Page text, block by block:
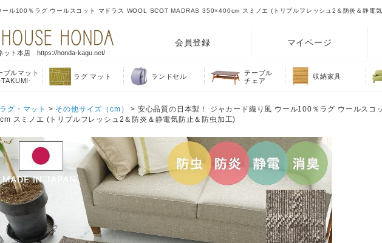
ール100％ラグ ウールスコット マドラス WOOL SCOT MADRAS 350×400cm スミノエ (トリプルフレッシュ2＆防炎＆静電
ット本店 https://honda-kagu.net/
会員登録 マイページ
ブルマット
ラグ マット ランドセル
テーブル
チェア
収納家具
ラグ・マット > その他サイズ（cm）
> 安心品質の日本製！ ジャカード織り風 ウール100％ラグ ウールスコ
スミノエ (トリプルフレッシュ2＆防炎＆静電気防止＆防虫加工)